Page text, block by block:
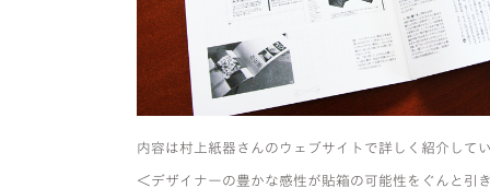
内容は村上紙器さんのウェブサイトで詳しく紹介して
＜デザイナーの豊かな感性が貼箱の可能性をぐんと引